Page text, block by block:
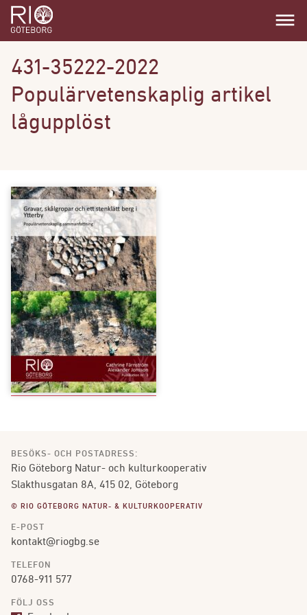
dehaze
431-35222-2022
Populärvetenskaplig artikel
lågupplöst
BESÖKS- OCH POSTADRESS:
Rio Göteborg Natur- och kulturkooperativ
Slakthusgatan 8A, 415 02, Göteborg
© RIO GÖTEBORG NATUR- & KULTURKOOPERATIV
E-POST
kontakt@riogbg.se
TELEFON
0768-911 577
FÖLJ OSS